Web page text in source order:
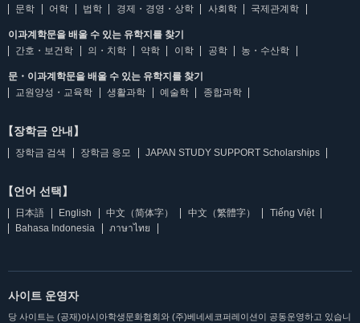
문학
어학 법학 경제・경영・상학 사회학 국제관계학
이과계학문을 배울 수 있는 유학지를 찾기
간호・보건학
의・치학 약학 이학 공학 농・수산학
문・이과계학문을 배울 수 있는 유학지를 찾기
교원양성・교육학
생활과학 예술학 종합과학
【장학금 안내】
장학금 검색 장학금 응모 JAPAN STUDY SUPPORT Scholarships
【언어 선택】
日本語 English 中文（简体字） 中文（繁體字）
Tiếng Việt
Bahasa Indonesia
ภาษาไทย
사이트 운영자
당 사이트는 (공재)아시아학생문화협회와 (주)베네세코퍼레이션이 공동운영하고 있습니